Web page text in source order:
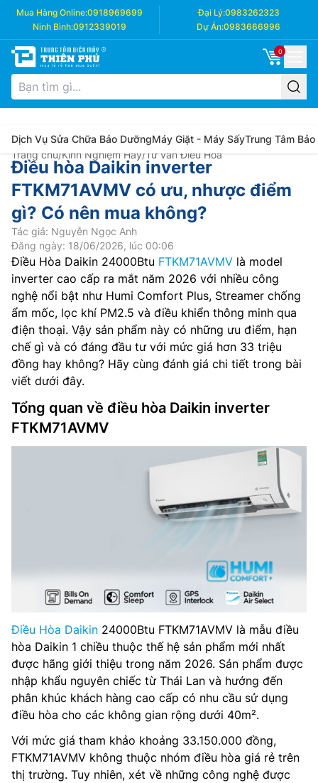
Mua Hàng Online:0918969699 Đại Lý:0983262323
Ninh Bình:0912339019 Dự Án:0983666996
0
Dịch Vụ Sửa Chữa Bảo DưỡngMáy Giặt - Máy SấyTrung Tâm Bảo
Trang chủ/Kinh Nghiệm Hay/Tư vấn Điều Hòa
Điều hòa Daikin inverter
FTKM71AVMV có ưu, nhược điểm
gì? Có nên mua không?
Tác giả: Nguyễn Ngọc Anh
Đăng ngày: 18/06/2026, lúc 00:06
Điều Hòa Daikin 24000Btu FTKM71AVMV là model
inverter cao cấp ra mắt năm 2026 với nhiều công
nghệ nổi bật như Humi Comfort Plus, Streamer chống
ẩm mốc, lọc khí PM2.5 và điều khiển thông minh qua
điện thoại. Vậy sản phẩm này có những ưu điểm, hạn
chế gì và có đáng đầu tư với mức giá hơn 33 triệu
đồng hay không? Hãy cùng đánh giá chi tiết trong bài
viết dưới đây.
Tổng quan về điều hòa Daikin inverter
FTKM71AVMV
Điều Hòa Daikin 24000Btu FTKM71AVMV là mẫu điều
hòa Daikin 1 chiều thuộc thế hệ sản phẩm mới nhất
được hãng giới thiệu trong năm 2026. Sản phẩm được
nhập khẩu nguyên chiếc từ Thái Lan và hướng đến
phân khúc khách hàng cao cấp có nhu cầu sử dụng
điều hòa cho các không gian rộng dưới 40m².
Với mức giá tham khảo khoảng 33.150.000 đồng,
FTKM71AVMV không thuộc nhóm điều hòa giá rẻ trên
thị trường. Tuy nhiên, xét về những công nghệ được